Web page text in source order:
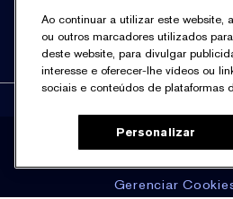
práticas de privacidade
Privacidade.
Política de
Termos &
Gerenciar
Ao continuar a utilizar este website,
ou outros marcadores utilizados
deste website, para divulgar
interesse e oferecer-lhe vídeos ou
sociais e conteúdos de plataformas
Personalizar